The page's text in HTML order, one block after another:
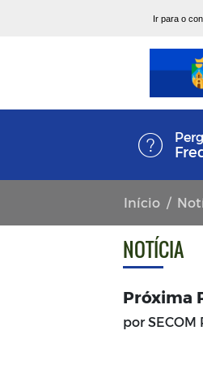
Ir para o
Início
NOTÍCIA
Próxima
por